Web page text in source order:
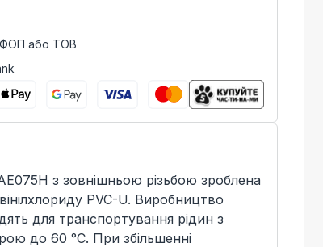
ФОП або ТОВ
з зовнішньою різьбою зроблена
PVC-U. Виробництво
для транспортування рідин з
до 60 °C. При збільшенні